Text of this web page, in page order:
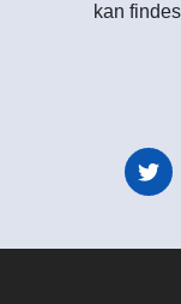
kan